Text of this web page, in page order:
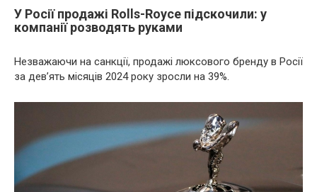
У Росії продажі Rolls-Royce підскочили: у
компанії розводять руками
Незважаючи на санкції, продажі люксового бренду в Росії
за дев’ять місяців 2024 року зросли на 39%.